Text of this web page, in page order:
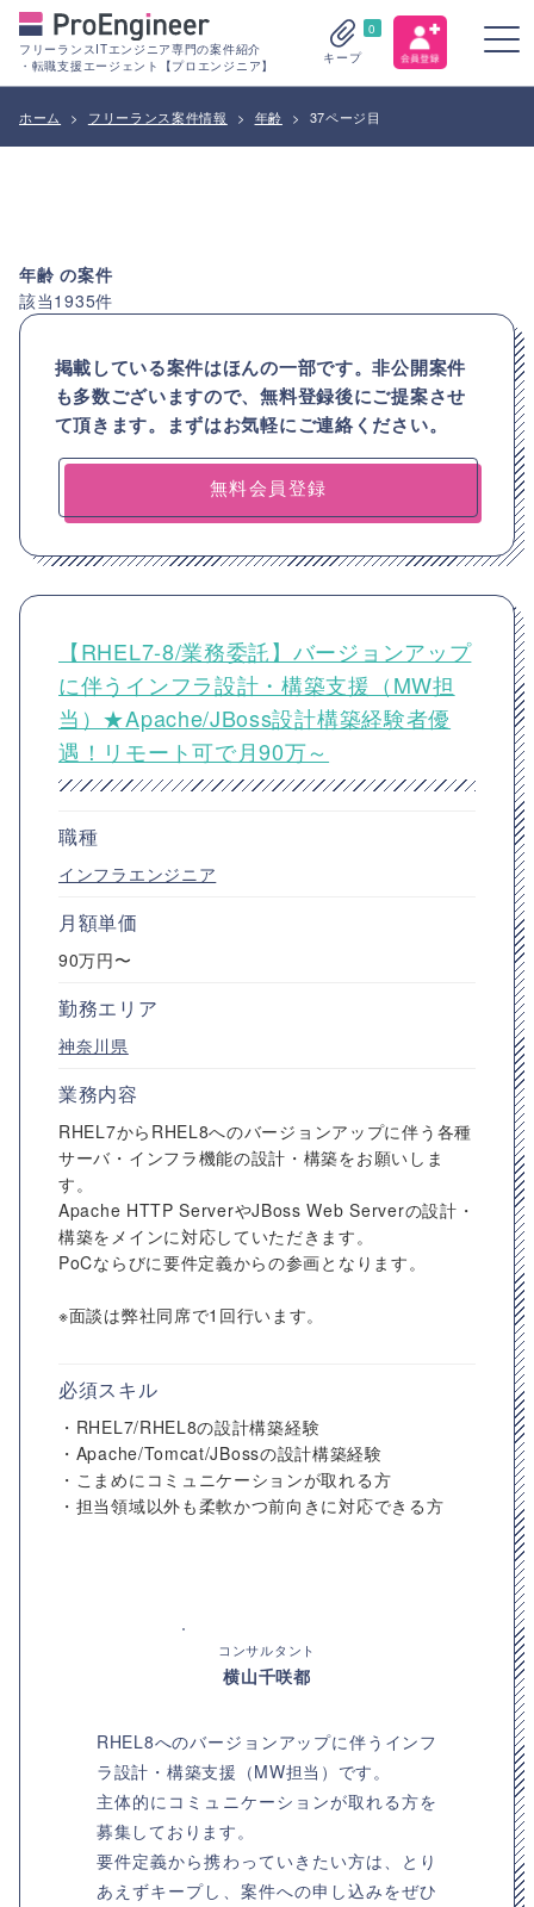
フリーランスITエンジニア専門の案件紹介
・転職支援エージェント【プロエンジニア】
0
キープ
ホーム > フリーランス案件情報 > 年齢 > 37ページ目
年齢の案件
該当1935件
掲載している案件はほんの一部です。非公開案件
も多数ございますので、無料登録後にご提案させ
て頂きます。まずはお気軽にご連絡ください。
無料会員登録
【RHEL7-8/業務委託】バージョンアップ
に伴うインフラ設計・構築支援（MW担
当）★Apache/JBoss設計構築経験者優
遇！リモート可で月90万～
職種
インフラエンジニア
月額単価
90万円〜
勤務エリア
神奈川県
業務内容
RHEL7からRHEL8へのバージョンアップに伴う各種
サーバ・インフラ機能の設計・構築をお願いしま
す。
Apache HTTP ServerやJBoss Web Serverの設計・
構築をメインに対応していただきます。
PoCならびに要件定義からの参画となります。
※面談は弊社同席で1回行います。
必須スキル
・RHEL7/RHEL8の設計構築経験
・Apache/Tomcat/JBossの設計構築経験
・こまめにコミュニケーションが取れる方
・担当領域以外も柔軟かつ前向きに対応できる方
コンサルタント
横山千咲都
RHEL8へのバージョンアップに伴うインフ
ラ設計・構築支援（MW担当）です。
主体的にコミュニケーションが取れる方を
募集しております。
要件定義から携わっていきたい方は、とり
あえずキープし、案件への申し込みをぜひ